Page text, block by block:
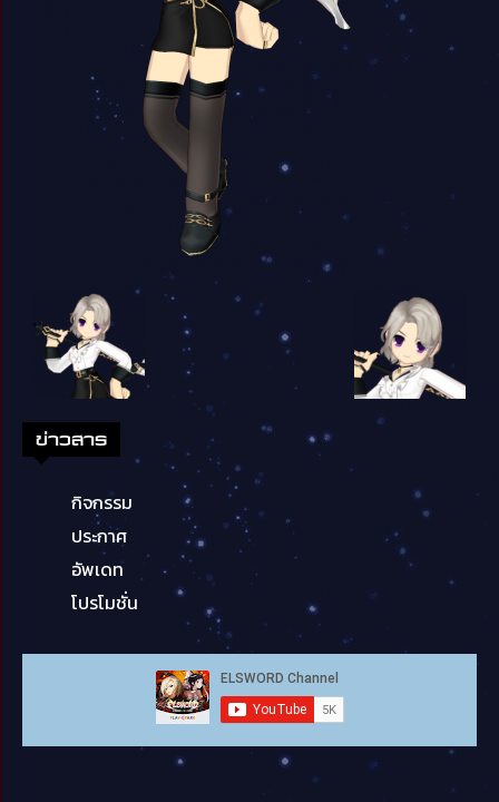
ข่าวสาร
กิจกรรม
ประกาศ
อัพเดท
โปรโมชั่น